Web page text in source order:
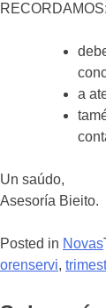
RECORDAMOS:
a
Un saúdo,
Asesoría Bieito.
Posted in Novas
orenservi,